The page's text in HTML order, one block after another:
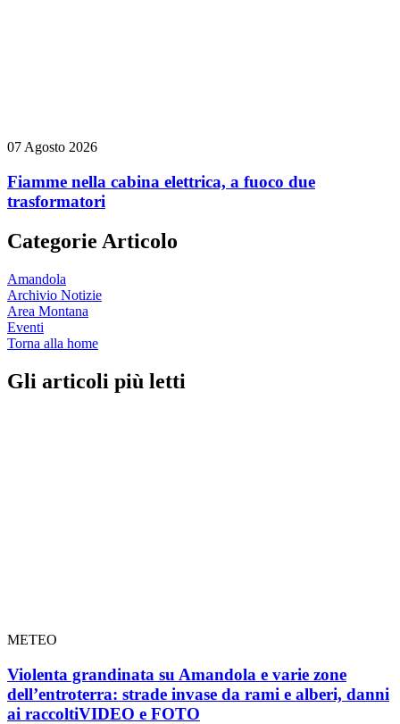
07 Agosto 2026
Fiamme nella cabina elettrica, a fuoco due
trasformatori
Categorie Articolo
Amandola
Archivio Notizie
Area Montana
Eventi
Torna alla home
Gli articoli più letti
METEO
Violenta grandinata su Amandola e varie zone
dell’entroterra: strade invase da rami e alberi, danni
ai raccoltiVIDEO e FOTO